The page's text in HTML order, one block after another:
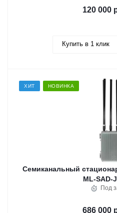
120 000
Купить в 1 клик
ХИТ НОВИНКА
Семиканальный
ML-SAD-
Под
686 000